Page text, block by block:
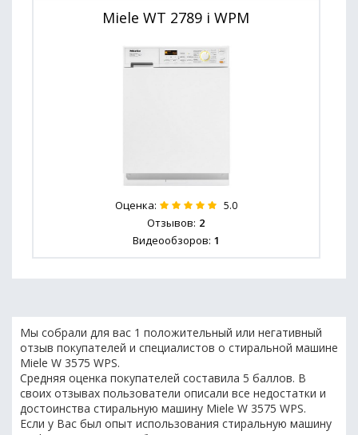
Miele WT 2789 i WPM
Оценка: 5.0
Отзывов: 2
Видеообзоров: 1
Мы собрали для вас 1 положительный или негативный
отзыв покупателей и специалистов о стиральной машине
Miele W 3575 WPS.
Средняя оценка покупателей составила 5 баллов. В
своих отзывах пользователи описали все недостатки и
достоинства стиральную машину Miele W 3575 WPS.
Если у Вас был опыт использования стиральную машину